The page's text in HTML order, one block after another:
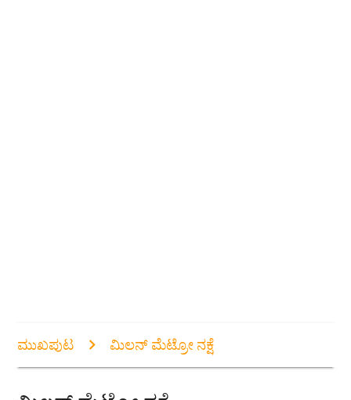
ಮುಖಪುಟ ಮಿಲನ್ ಮೆಟ್ರೋ ನಕ್ಷೆ